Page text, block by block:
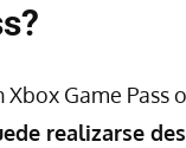
Game Pass
realizarse